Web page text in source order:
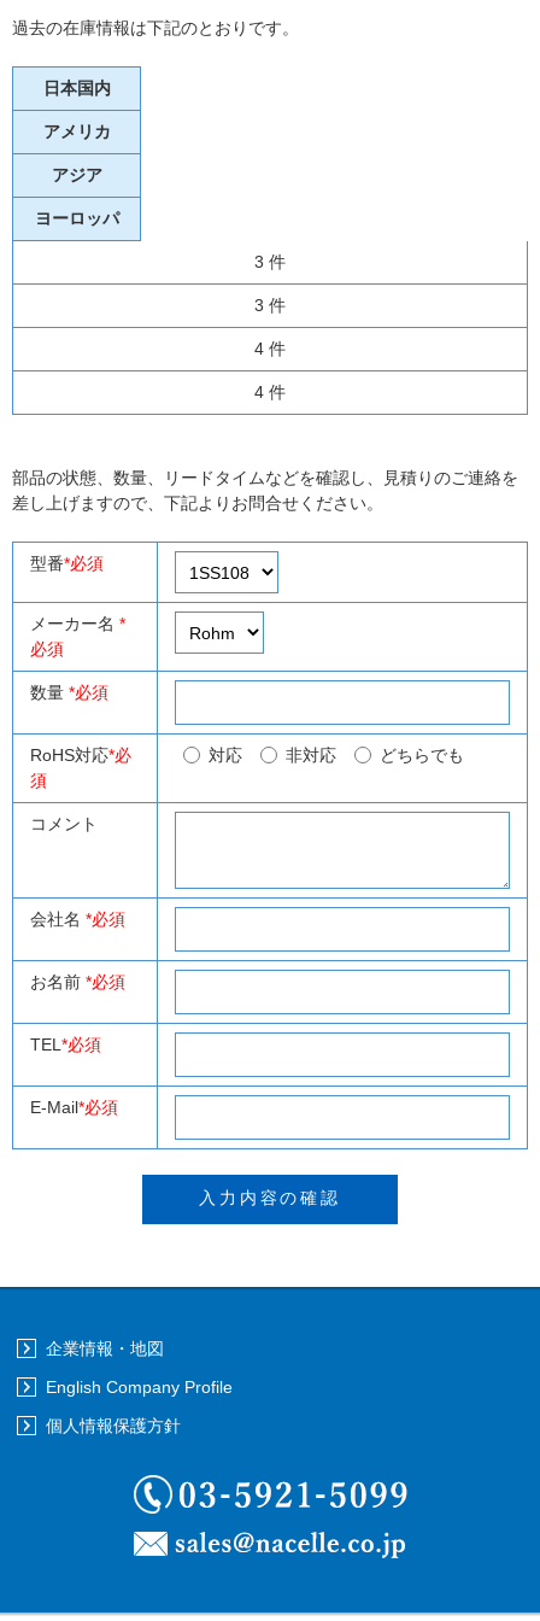
過去の在庫情報は下記のとおりです。
日本国内
アメリカ
アジア
ヨーロッパ
3 件
3 件
4 件
4 件
部品の状態、数量、リードタイムなどを確認し、見積りのご連絡を
差し上げますので、下記よりお問合せください。
型番*必須
メーカー名 *
必須
数量 *必須
RoHS対応*必
須
対応 非対応 どちらでも
コメント
会社名 *必須
お名前 *必須
TEL *必須
E-Mail*必須
企業情報・地図
English Company Profile
個人情報保護方針